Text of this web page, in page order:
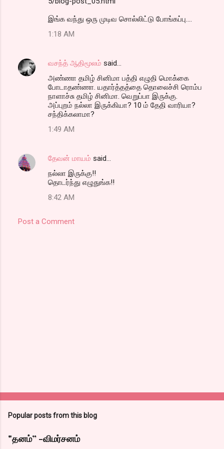
இங்க வந்து ஒரு முடிவ சொல்லிட்டு போங்கப்பு....
1:18 AM
வசந்த் ஆதிமூலம் said…
அண்ணா தமிழ் சினிமா பத்தி எழுதி மொக்கை
போடாதண்ணா. யதார்த்தத்தை தொலைச்சி ரொம்ப
நாளாச்சு தமிழ் சினிமா. வெறுப்பா இருக்கு.
அப்புறம் நல்லா இருக்கியா? 10 ம் தேதி வாரியா?
சந்திக்கலாமா?
1:49 AM
தேவன் மாயம் said…
நல்லா இருக்கு!!
தொடர்ந்து எழுதுங்க!!
8:42 AM
Post a Comment
Popular posts from this blog
"தனம்” -விமர்சனம்